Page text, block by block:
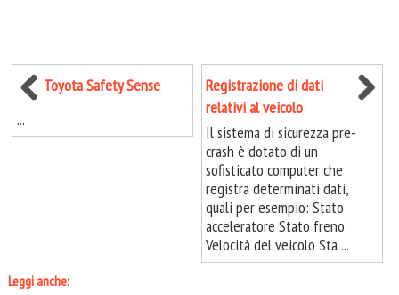
Toyota Safety Sense
...
Registrazione di dati
relativi al veicolo
Il sistema di sicurezza pre-
crash è dotato di un
sofisticato computer che
registra determinati dati,
quali per esempio: Stato
acceleratore Stato freno
Velocità del veicolo Sta ...
Leggi anche: